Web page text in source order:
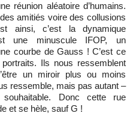
réunion aléatoire d’humains.
amitiés voire des collusions
ainsi, c’est la dynamique
une minuscule IFOP, un
courbe de Gauss ! C’est ce
Ils nous ressemblent
un miroir plus ou moins
ressemble, mais pas autant –
Donc cette rue
et se hèle, sauf G !